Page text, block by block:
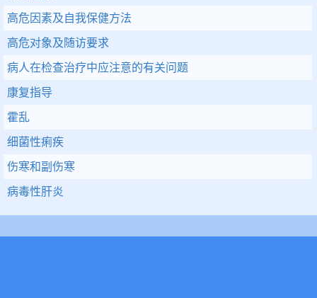
高危因素及自我保健方法
高危对象及随访要求
病人在检查治疗中应注意的有关问题
康复指导
霍乱
细菌性痢疾
伤寒和副伤寒
病毒性肝炎